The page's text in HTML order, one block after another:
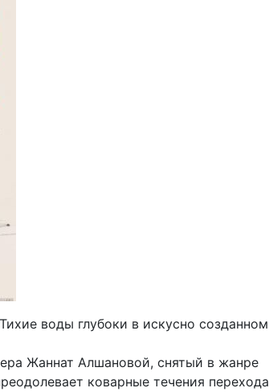
воды глубоки в искусно созданном
Жаннат Алшановой, снятый в жанре
коварные течения перехода